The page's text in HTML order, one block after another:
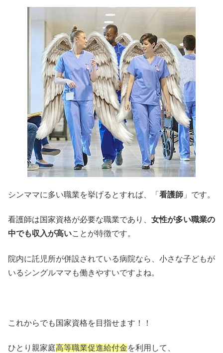
シンママに多い職業を挙げるとすれば、「 看護師 」です。
看護師は国家資格が必要な職業であり、 女性が多い職業の
中でも収入が高いことが特徴です。
院内に託児所が併設されている病院なら、小さな子どもが
いるシングルママも働きやすいですよね。
これからでも国家資格を目指せます！！
ひとり親家庭高等職業促進給付金を利用して、